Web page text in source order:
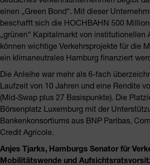
einen „Green Bond“. Mit dieser
beschafft sich die HOCHBAHN 500
„grünen“ Kapitalmarkt von institutionellen
können wichtige Verkehrsprojekte für die
ein klimaneutrales Hamburg finanziert
Die Anleihe war mehr als 6-fach
Laufzeit von 10 Jahren und eine Rendite
(Mid-Swap plus 27 Basispunkte). Die
Börsenplatz Luxemburg mit der
Bankenkonsortiums aus BNP Paribas,
Credit Agricole.
Anjes Tjarks, Hamburgs Senator für
Mobilitätswende und